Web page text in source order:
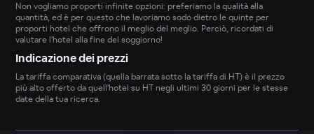
Non vogliamo proporti infinite opzioni: preferiamo la qualità alla
quantità, ed è per questo che lavoriamo sodo dietro le quinte per
proporti hotel che offrono il meglio del meglio. Perciò, ricordati di
valutare l'hotel alla fine del soggiorno!
Indicazione dei prezzi
La tariffa comparativa (quella barrata sotto la tariffa di HT) è il prezzo
più alto offerto da quell'hotel su HT negli ultimi 30 giorni per le stesse
date della tua ricerca.